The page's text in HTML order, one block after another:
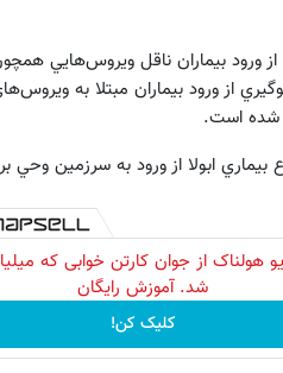
از ورود بيماران ناقل ويروس‌هايي
از ورود بيماران مبتلا به ويروس‌هاي
شده است.
ابولا از ورود به سرزمين وحي
هولناک از جوان کارتن خوابی که
شد. آموزش رایگان
کلیک کن!
شد
درخواست